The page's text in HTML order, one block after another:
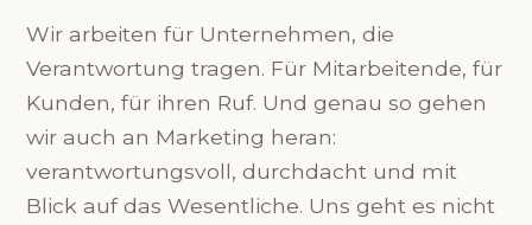
Wir arbeiten für Unternehmen, die
Verantwortung tragen. Für Mitarbeitende, für
Kunden, für ihren Ruf. Und genau so gehen
wir auch an Marketing heran:
verantwortungsvoll, durchdacht und mit
Blick auf das Wesentliche. Uns geht es nicht